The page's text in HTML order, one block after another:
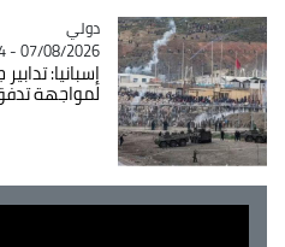
Catégorie
دولي
07/08/2026 - 17:14
إسبانيا:
لمواجهة تدفق